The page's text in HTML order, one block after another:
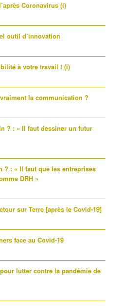
Coronavirus (i)
outil d’innovation
à votre travail ! (i)
la communication ?
? : « Il faut dessiner un futur
? : « Il faut que les entreprises
DRH »
sur Terre [après le Covid-19]
face au Covid-19
lutter contre la pandémie de